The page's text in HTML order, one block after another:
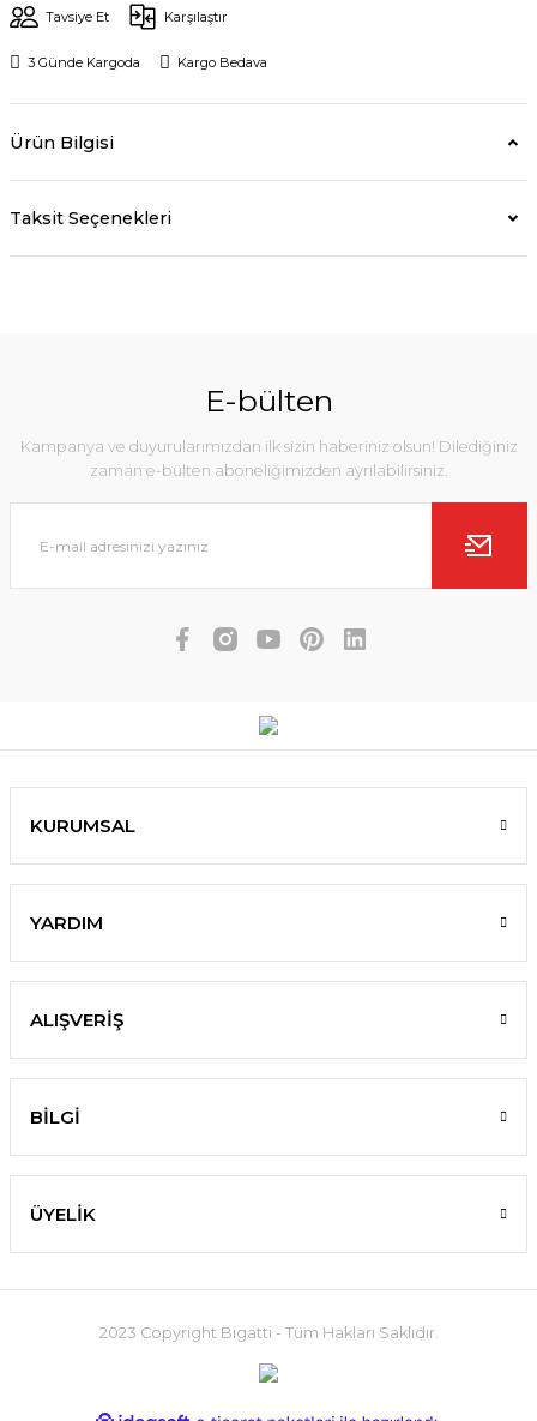
Tavsiye Et Karşılaştır
3 Günde Kargoda Kargo Bedava
Ürün Bilgisi
Taksit Seçenekleri
E-bülten
Kampanya ve duyurularımızdan ilk sizin haberiniz olsun! Dilediğiniz
zaman e-bülten aboneliğimizden ayrılabilirsiniz.
KURUMSAL
YARDIM
ALIŞVERİŞ
BİLGİ
ÜYELİK
2023 Copyright Bigatti - Tüm Hakları Saklıdır.